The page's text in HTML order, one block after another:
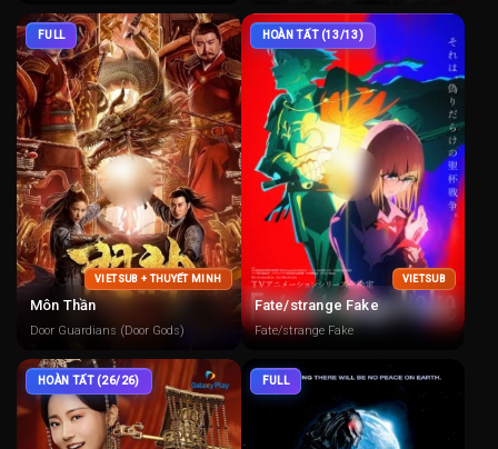
FULL
VIETSUB + THUYẾT MINH
Môn Thần
Door Guardians (Door Gods)
HOÀN TẤT (13/13)
VIETSUB
Fate/strange Fake
Fate/strange Fake
HOÀN TẤT (26/26) FULL